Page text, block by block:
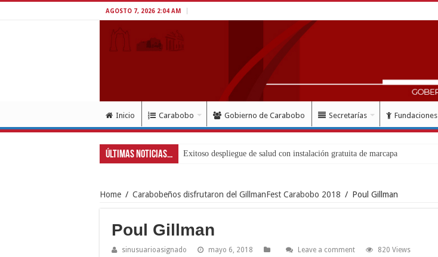
AGOSTO 7, 2026 2:04 AM
Inicio Carabobo Gobierno de Carabobo Secretarías Fundaciones
Últimas Noticias...
Home / Carabobeños disfrutaron del GillmanFest Carabobo 2018 / Poul Gillman
Poul Gillman
sinusuarioasignado mayo 6, 2018 Leave a comment 820 Views